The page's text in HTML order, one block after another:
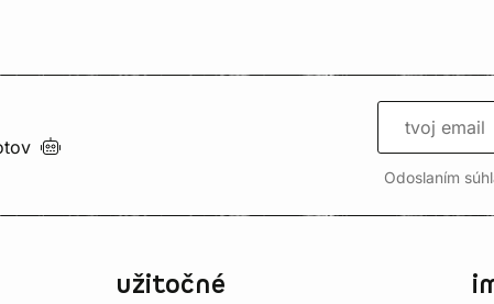
Odoslaním
užitočné